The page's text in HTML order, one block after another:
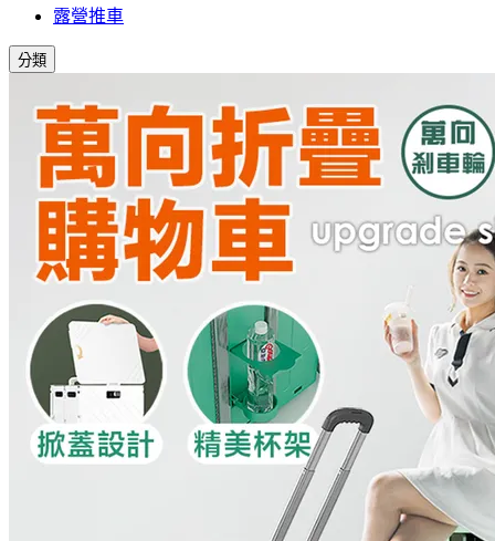
露營推車
分類